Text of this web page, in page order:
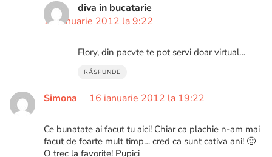
diva in bucatarie
17 ianuarie 2012 la 9:22
Flory, din pacvte te pot servi doar virtual…
RĂSPUNDE
Simona 16 ianuarie 2012 la 19:22
Ce bunatate ai facut tu aici! Chiar ca plachie n-am mai
facut de foarte mult timp… cred ca sunt cativa ani! 🙁
O trec la favorite! Pupici